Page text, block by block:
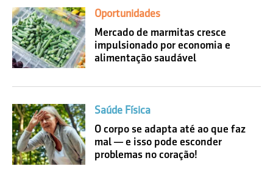
Oportunidades
Mercado de marmitas cresce
impulsionado por economia e
alimentação saudável
Saúde Física
O corpo se adapta até ao que faz
mal — e isso pode esconder
problemas no coração!